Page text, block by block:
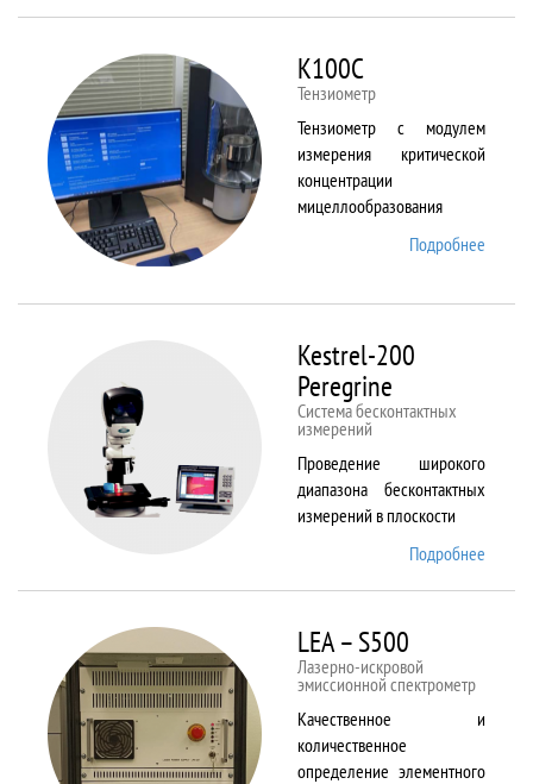
K100C
Тензиометр
Тензиометр с модулем
измерения критической
концентрации
мицеллообразования
Подробнее
Kestrel-200
Peregrine
Система бесконтактных
измерений
Проведение широкого
диапазона бесконтактных
измерений в плоскости
Подробнее
LEA – S500
Лазерно-искровой
эмиссионной спектрометр
Качественное и
количественное
определение элементного